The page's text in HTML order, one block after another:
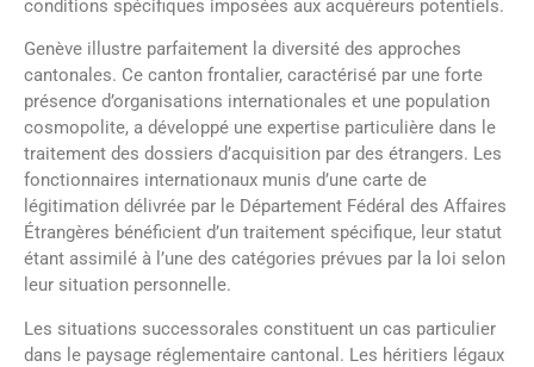
conditions spécifiques imposées aux acquéreurs potentiels.
Genève illustre parfaitement la diversité des approches
cantonales. Ce canton frontalier, caractérisé par une forte
présence d’organisations internationales et une population
cosmopolite, a développé une expertise particulière dans le
traitement des dossiers d’acquisition par des étrangers. Les
fonctionnaires internationaux munis d’une carte de
légitimation délivrée par le Département Fédéral des Affaires
Étrangères bénéficient d’un traitement spécifique, leur statut
étant assimilé à l’une des catégories prévues par la loi selon
leur situation personnelle.
Les situations successorales constituent un cas particulier
dans le paysage réglementaire cantonal. Les héritiers légaux